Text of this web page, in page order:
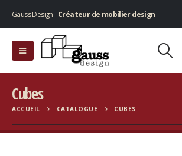
Gauss Design -Créateur de mobilier design
Cubes
ACCUEIL CATALOGUE CUBES